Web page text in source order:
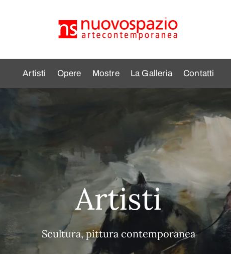
Artisti Opere Mostre La Galleria Contatti
Artisti
Scultura, pittura contemporanea